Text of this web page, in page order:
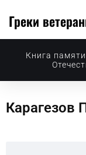
Греки
Книга
Карагезов